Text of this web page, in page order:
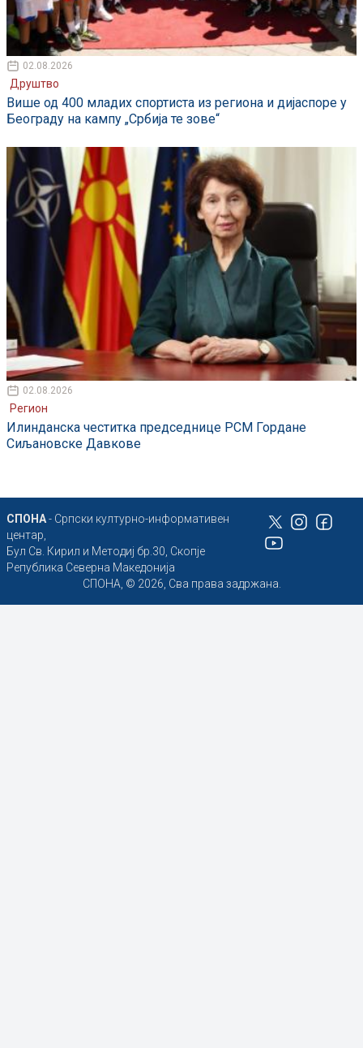
02.08.2026
Друштво
Више од 400 младих спортиста из региона и дијаспоре у
Београду на кампу „Србија те зове“
02.08.2026
Регион
Илинданска честитка председнице РСМ Гордане
Сиљановске Давкове
СПОНА- Српски културно-информативен
центар,
Бул Св. Кирил и Методиј бр.30, Скопје
Република Северна Македонија
СПОНА, © 2026, Сва права задржана.